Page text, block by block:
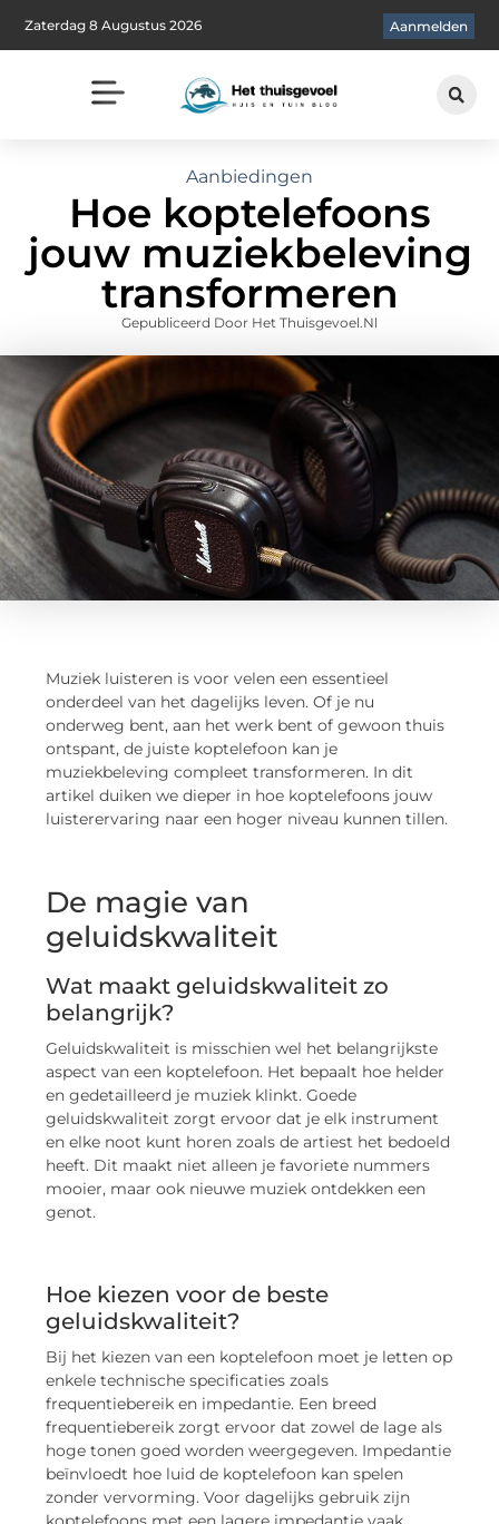
Zaterdag 8 Augustus 2026 Aanmelden
Aanbiedingen
Hoe koptelefoons
jouw muziekbeleving
transformeren
Gepubliceerd Door Het Thuisgevoel.nl
Muziek luisteren is voor velen een essentieel
onderdeel van het dagelijks leven. Of je nu
onderweg bent, aan het werk bent of gewoon thuis
ontspant, de juiste koptelefoon kan je
muziekbeleving compleet transformeren. In dit
artikel duiken we dieper in hoe koptelefoons jouw
luisterervaring naar een hoger niveau kunnen tillen.
De magie van
geluidskwaliteit
Wat maakt geluidskwaliteit zo
belangrijk?
Geluidskwaliteit is misschien wel het belangrijkste
aspect van een koptelefoon. Het bepaalt hoe helder
en gedetailleerd je muziek klinkt. Goede
geluidskwaliteit zorgt ervoor dat je elk instrument
en elke noot kunt horen zoals de artiest het bedoeld
heeft. Dit maakt niet alleen je favoriete nummers
mooier, maar ook nieuwe muziek ontdekken een
genot.
Hoe kiezen voor de beste
geluidskwaliteit?
Bij het kiezen van een koptelefoon moet je letten op
enkele technische specificaties zoals
frequentiebereik en impedantie. Een breed
frequentiebereik zorgt ervoor dat zowel de lage als
hoge tonen goed worden weergegeven. Impedantie
beïnvloedt hoe luid de koptelefoon kan spelen
zonder vervorming. Voor dagelijks gebruik zijn